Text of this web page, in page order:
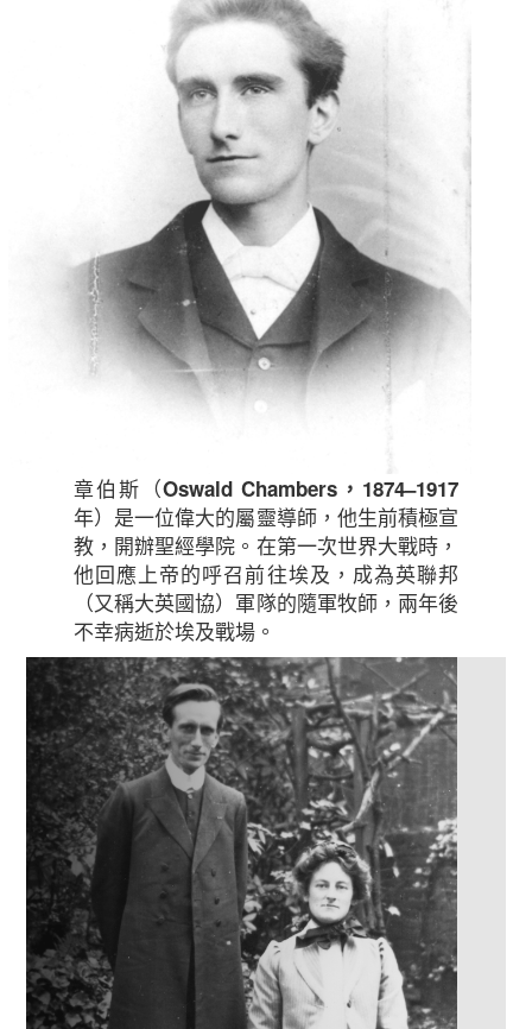
章伯斯（Oswald Chambers，1874–1917
年）是一位偉大的屬靈導師，他生前積極宣
教，開辦聖經學院。在第一次世界大戰時，
他回應上帝的呼召前往埃及，成為英聯邦
（又稱大英國協）軍隊的隨軍牧師，兩年後
不幸病逝於埃及戰場。